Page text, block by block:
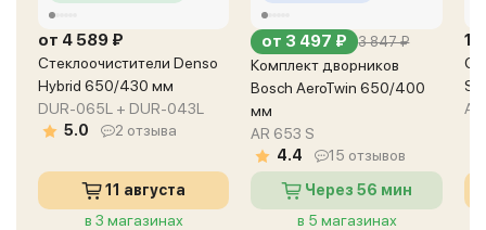
от 4 589 ₽
Стеклоочистители Denso
Hybrid 650/430 мм
DUR-065L + DUR-043L
5.0
2 отзыва
11 августа
в 3 магазинах
от 3 497 ₽ 3 847 ₽
Комплект дворников
Bosch AeroTwin 650/400
мм
AR 653 S
4.4
15 отзывов
Через 56 мин
в 5 магазинах
1